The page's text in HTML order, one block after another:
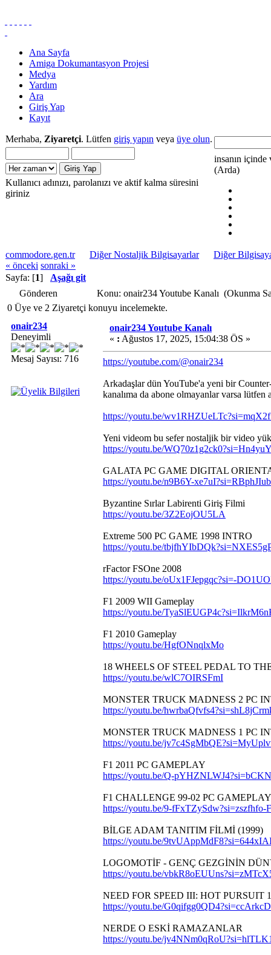
Ana Sayfa
Amiga Dokumantasyon Projesi
Medya
Yardım
Ara
Giriş Yap
Kayıt
Merhaba, Ziyaretçi. Lütfen giriş yapın veya üye olun.
Kullanıcı adınızı, parolanızı ve aktif kalma süresini
giriniz
insanın içinde
(Arda)
commodore.gen.tr Diğer Nostaljik Bilgisayarlar
Diğer
« önceki sonraki »
Sayfa: [1] Aşağı git
Gönderen
Konu: onair234 Youtube Kanalı (Okunma
0 Üye ve 2 Ziyaretçi konuyu incelemekte.
onair234
Deneyimli
Mesaj Sayısı: 716
onair234 Youtube Kanalı
« : Ağustos 17, 2025, 15:04:38 ÖS »
https://youtube.com/@onair234
Arkadaşlar dün YouTube'a yeni bir
kanalıma da abone olmayanlar varsa
https://youtu.be/
Yeni videom bu sefer nostaljik bir video
https://youtu.be/
GALATA PC GAME DIGITAL
https://youtu.be/n9B6Y-
Byzantine Sırlar Labirenti Giriş Filmi
https://youtu.be/3Z2EojOU5LA
Extreme 500 PC GAME 1998 INTRO
https://youtu.be/
rFactor FSOne 2008
https://youtu.be/oUx1FJepgqc?si=-
F1 2009 WII Gameplay
https://youtu.be/
F1 2010 Gameplay
https://youtu.be/HgfONnqlxMo
18 WHEELS OF STEEL PEDAL TO
https://youtu.be/wlC7OIRSFmI
MONSTER TRUCK MADNESS 2 PC
https://youtu.be/
MONSTER TRUCK MADNESS 1 PC
https://youtu.be/
F1 2011 PC GAMEPLAY
https://youtu.be/Q-
F1 CHALLENGE 99-02 PC GAMEPLAY
https://youtu.be/9-fFxTZySdw?si=zszfhfo-
BİLGE ADAM TANITIM FİLMİ (1999)
https://youtu.be/
LOGOMOTİF - GENÇ GEZGİNİN
https://youtu.be/
NEED FOR SPEED III: HOT PURSUIT
https://youtu.be/
NERDE O ESKİ RAMAZANLAR
https://youtu.be/